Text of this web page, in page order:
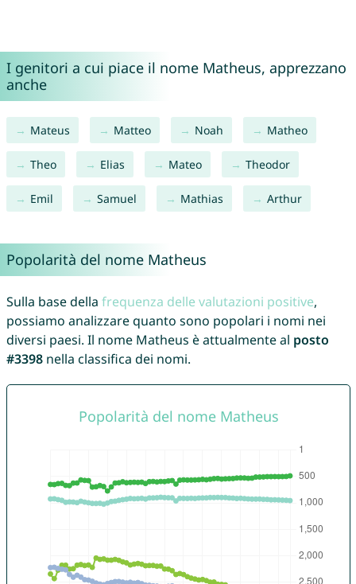
I genitori a cui piace il nome Matheus, apprezzano
anche
Mateus Matteo Noah Matheo
Theo Elias Mateo Theodor
Emil Samuel Mathias Arthur
Popolarità del nome Matheus
Sulla base della frequenza delle valutazioni positive,
possiamo analizzare quanto sono popolari i nomi nei
diversi paesi. Il nome Matheus è attualmente al posto
#3398nella classifica dei nomi.